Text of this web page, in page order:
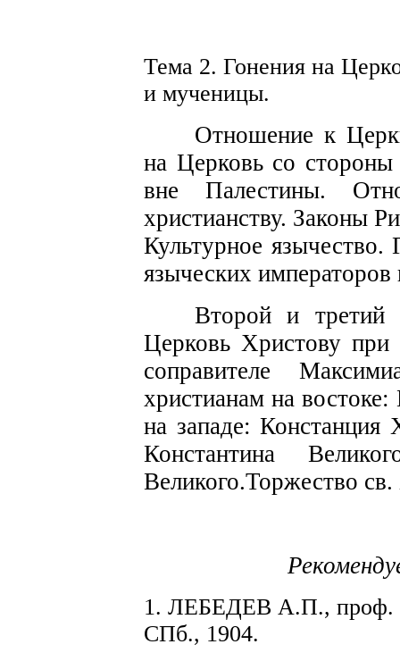
Тема 2. Гонения на Цер
и мученицы.
Отношение к Церк
на Церковь со
вне Палестины.
христианству. Законы
Культурное
языческих императоров
Второй и третий
Церковь Христову при
соправителе
христианам на востоке:
на западе:Констанция
Константина
Великого.Торжество
1. ЛЕБЕДЕВ А.П., проф.
СПб., 1904.